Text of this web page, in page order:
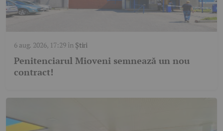
6 aug. 2026, 17:29în Știri
Penitenciarul Mioveni semnează un nou
contract!